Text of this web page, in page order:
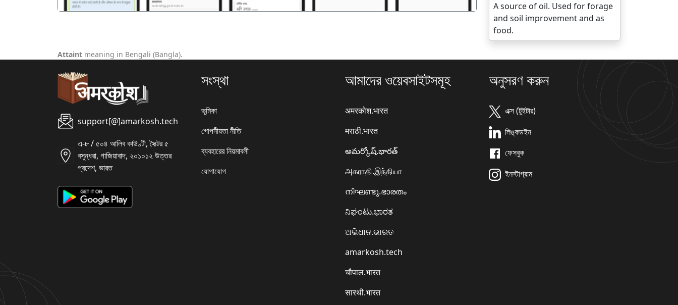
A source of oil. Used for forage
and soil improvement and as
food.
Attaint meaning in Bengali (Bangla).
support[@]amarkosh.tech
এ-৮ / ৫০৪ আলিব কাউণ্টী, সৈক্টর ৫
বসুন্ধরা, গাজিয়াবাদ, ২০১০১২ উত্তর
প্রদেশ, ভারত
সংস্থা
ভূমিকা
গোপনীয়তা নীতি
ব্যবহারের নিয়মাবলী
যোগাযোগ
আমাদের ওয়েবসাইটসমূহ
अमरकोश.भारत
मराठी.भारत
అమర్కోష్.భారత్
அகராதி.இந்தியா
നിഘണ്ടു.ഭാരതം
ನಿಘಂಟು.ಭಾರತ
ଅଭିଧାନ.ଭାରତ
amarkosh.tech
चौपाल.भारत
सारथी.भारत
অনুসরণ করুন
এক্স (টুইটার)
লিঙ্কডইন
ফেসবুক
ইনস্টাগ্রাম